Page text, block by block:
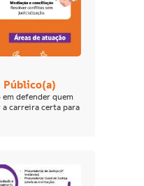
Público(a)
defender quem
a carreira certa para